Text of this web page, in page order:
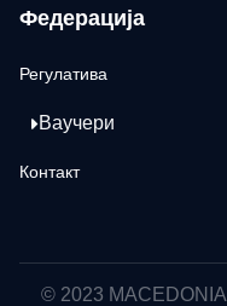
Федерација
Регулатива
Ваучери
Контакт
© 2023